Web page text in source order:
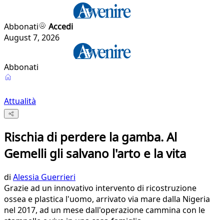
Abbonati
Accedi
August 7, 2026
Abbonati
Attualità
Rischia di perdere la gamba. Al
Gemelli gli salvano l'arto e la vita
di Alessia Guerrieri
Grazie ad un innovativo intervento di ricostruzione
ossea e plastica l'uomo, arrivato via mare dalla Nigeria
nel 2017, ad un mese dall'operazione cammina con le